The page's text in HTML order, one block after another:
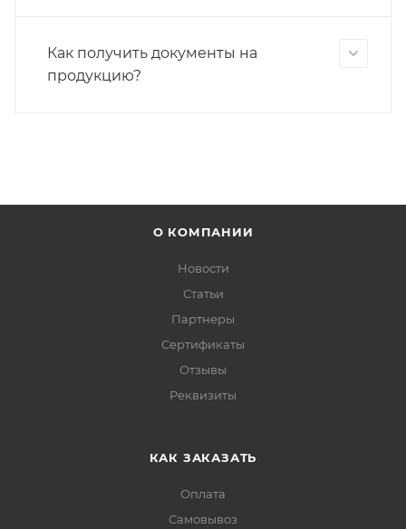
Как получить документы на
продукцию?
О КОМПАНИИ
Новости
Статьи
Партнеры
Сертификаты
Отзывы
Реквизиты
КАК ЗАКАЗАТЬ
Оплата
Самовывоз